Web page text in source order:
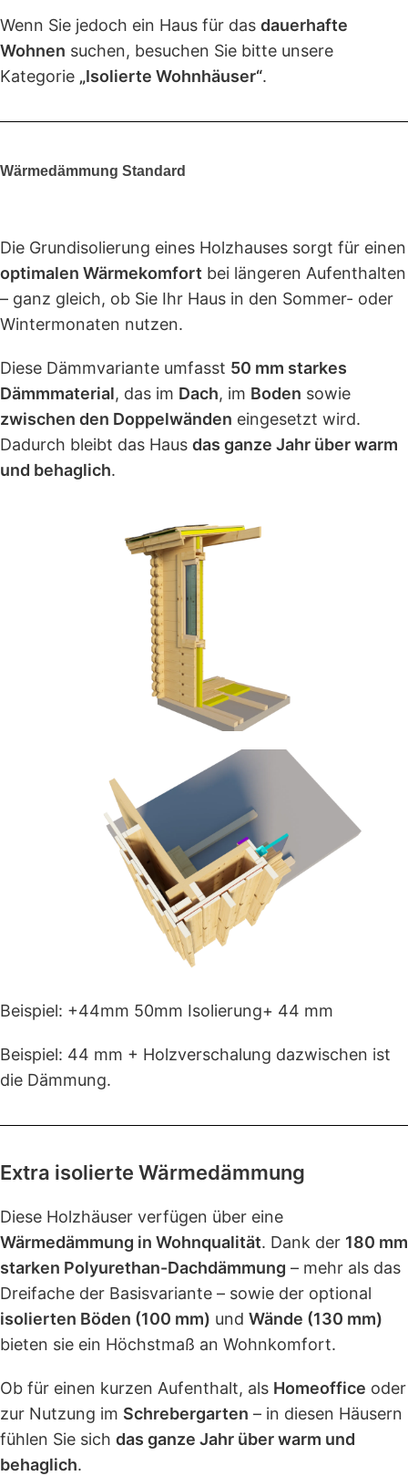
Wenn Sie jedoch ein Haus für das dauerhafte
Wohnen suchen, besuchen Sie bitte unsere
Kategorie „Isolierte Wohnhäuser“.
Wärmedämmung Standard
Die Grundisolierung eines Holzhauses sorgt für einen
optimalen Wärmekomfort bei längeren Aufenthalten
– ganz gleich, ob Sie Ihr Haus in den Sommer- oder
Wintermonaten nutzen.
Diese Dämmvariante umfasst 50 mm starkes
Dämmmaterial, das im Dach, im Boden sowie
zwischen den Doppelwänden eingesetzt wird.
Dadurch bleibt das Haus das ganze Jahr über warm
und behaglich.
Beispiel: +44mm 50mm Isolierung+ 44 mm
Beispiel: 44 mm + Holzverschalung dazwischen ist
die Dämmung.
Extra isolierte Wärmedämmung
Diese Holzhäuser verfügen über eine
Wärmedämmung in Wohnqualität. Dank der 180 mm
starken Polyurethan-Dachdämmung – mehr als das
Dreifache der Basisvariante – sowie der optional
isolierten Böden (100 mm) und Wände (130 mm)
bieten sie ein Höchstmaß an Wohnkomfort.
Ob für einen kurzen Aufenthalt, als Homeoffice oder
zur Nutzung im Schrebergarten – in diesen Häusern
fühlen Sie sich das ganze Jahr über warm und
behaglich.